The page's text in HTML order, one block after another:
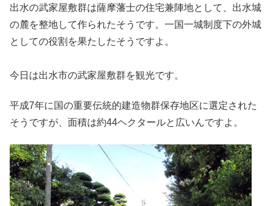
出水の武家屋敷群は薩摩藩士の住宅兼陣地として、出水城
の麓を整地して作られたそうです。一国一城制度下の外城
としての役割を果たしたそうですよ。
今日は出水市の武家屋敷群を観光です。
平成7年に国の重要伝統的建造物群保存地区に選定された
そうですが、面積は約44ヘクタールと広いんですよ。